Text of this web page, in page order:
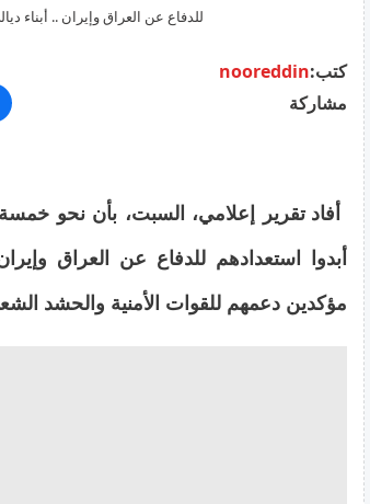
للدفاع عن العراق وإيران .. أبناء
كتب:nooreddin
مشاركة
أفاد تقرير إعلامي، السبت، بأن نحو
أبدوا استعدادهم للدفاع عن العراق
مؤكدين دعمهم للقوات الأمنية والحشد